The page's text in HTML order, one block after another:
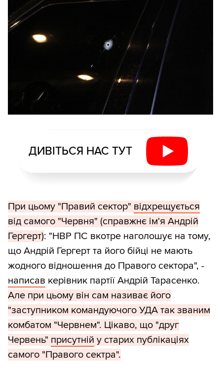
ДИВІТЬСЯ НАС ТУТ
При цьому "Правий сектор" відхрещується
від самого "Червня" (справжнє ім'я Андрій
Гергерт): "НВР ПС вкотре наголошує на тому,
що Андрій Гергерт та його бійці не мають
жодного відношення до Правого сектора", -
написав керівник партії Андрій Тарасенко.
Але при цьому він сам називає його
"заступником командуючого УДА так званим
комбатом "Червнем". Цікаво, що "друг
Червень" присутній у старих публікаціях
самого "Правого сектра".